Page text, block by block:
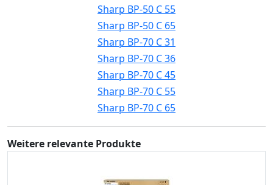
Sharp BP-50 C 55
Sharp BP-50 C 65
Sharp BP-70 C 31
Sharp BP-70 C 36
Sharp BP-70 C 45
Sharp BP-70 C 55
Sharp BP-70 C 65
Weitere relevante Produkte